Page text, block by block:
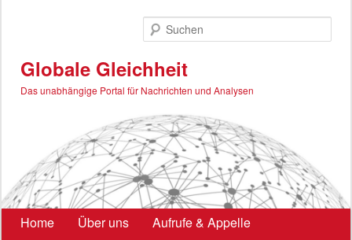
Globale Gleichheit
Das unabhängige Portal für Nachrichten und Analysen
Hauptmenü
Home Über uns
Aufrufe & Appelle